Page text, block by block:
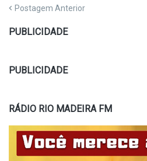
Postagem Anterior
PUBLICIDADE
PUBLICIDADE
RÁDIO RIO MADEIRA FM